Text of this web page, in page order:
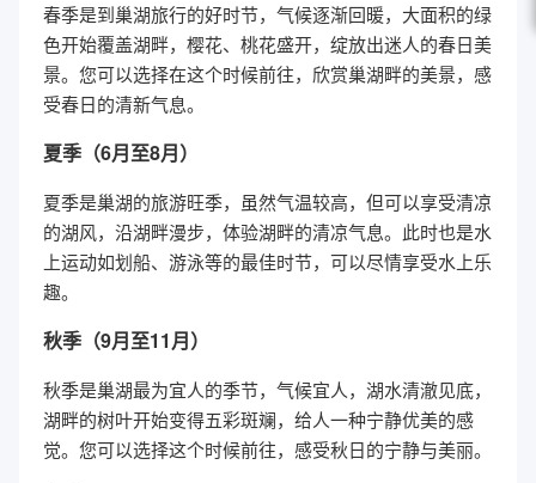
春季是到巢湖旅行的好时节，气候逐渐回暖，大面积的绿
色开始覆盖湖畔，樱花、桃花盛开，绽放出迷人的春日美
景。您可以选择在这个时候前往，欣赏巢湖畔的美景，感
受春日的清新气息。
夏季（6月至8月）
夏季是巢湖的旅游旺季，虽然气温较高，但可以享受清凉
的湖风，沿湖畔漫步，体验湖畔的清凉气息。此时也是水
上运动如划船、游泳等的最佳时节，可以尽情享受水上乐
趣。
秋季（9月至11月）
秋季是巢湖最为宜人的季节，气候宜人，湖水清澈见底，
湖畔的树叶开始变得五彩斑斓，给人一种宁静优美的感
觉。您可以选择这个时候前往，感受秋日的宁静与美丽。